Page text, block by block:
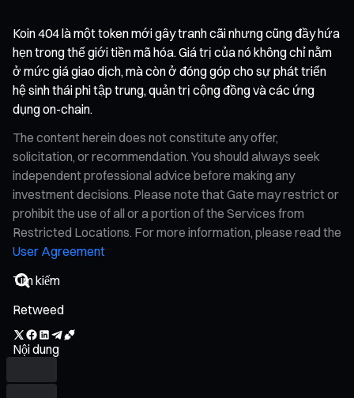
Koin 404 là một token mới gây tranh cãi nhưng cũng đầy hứa
hẹn trong thế giới tiền mã hóa. Giá trị của nó không chỉ nằm
ở mức giá giao dịch, mà còn ở đóng góp cho sự phát triển
hệ sinh thái phi tập trung, quản trị cộng đồng và các ứng
dụng on-chain.
The content herein does not constitute any offer,
solicitation, or recommendation. You should always seek
independent professional advice before making any
investment decisions. Please note that Gate may restrict or
prohibit the use of all or a portion of the Services from
Restricted Locations. For more information, please read the
User Agreement
Retweed
Nội dung